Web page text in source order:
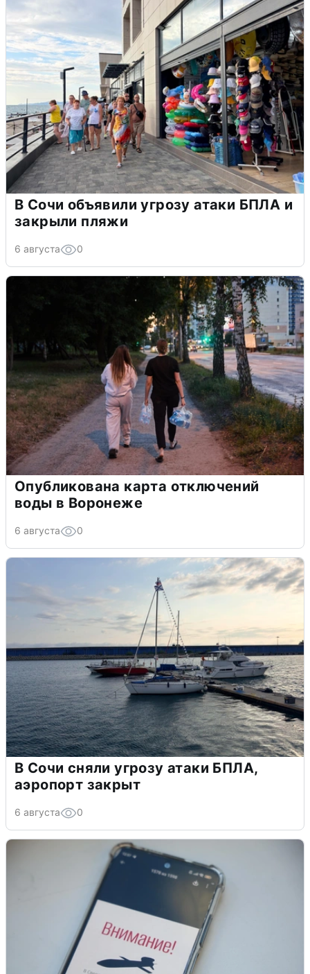
В Сочи объявили угрозу атаки БПЛА и
закрыли пляжи
6 августа 0
Опубликована карта отключений
воды в Воронеже
6 августа 0
В Сочи сняли угрозу атаки БПЛА,
аэропорт закрыт
6 августа 0